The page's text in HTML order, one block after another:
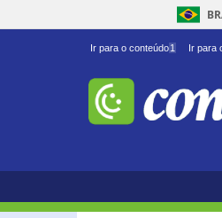
Ir para o conteúdo1 Ir para